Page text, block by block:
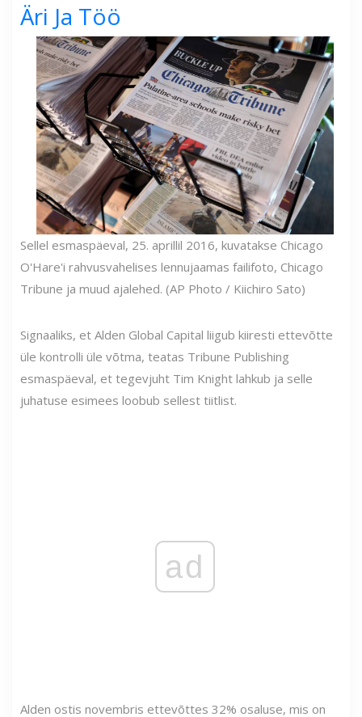
Äri Ja Töö
Sellel esmaspäeval, 25. aprillil 2016, kuvatakse Chicago
O'Hare'i rahvusvahelises lennujaamas failifoto, Chicago
Tribune ja muud ajalehed. (AP Photo / Kiichiro Sato)
Signaaliks, et Alden Global Capital liigub kiiresti ettevõtte
üle kontrolli üle võtma, teatas Tribune Publishing
esmaspäeval, et tegevjuht Tim Knight lahkub ja selle
juhatuse esimees loobub sellest tiitlist.
ad
Alden ostis novembris ettevõttes 32% osaluse, mis on